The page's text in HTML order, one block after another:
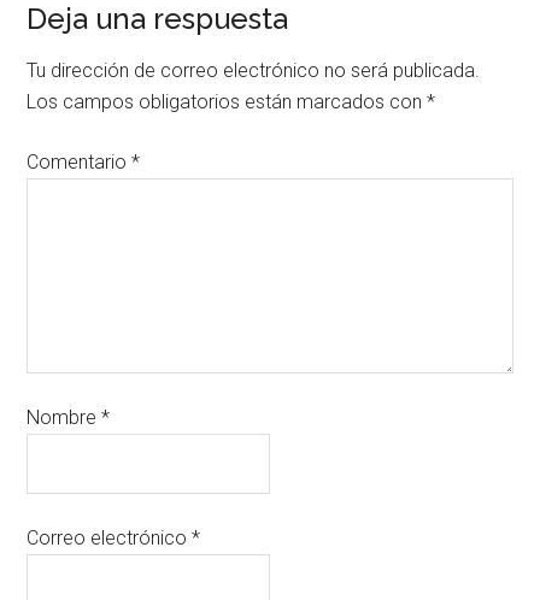
Deja una respuesta
Tu dirección de correo electrónico no será publicada.
Los campos obligatorios están marcados con*
Comentario*
Nombre*
Correo electrónico*